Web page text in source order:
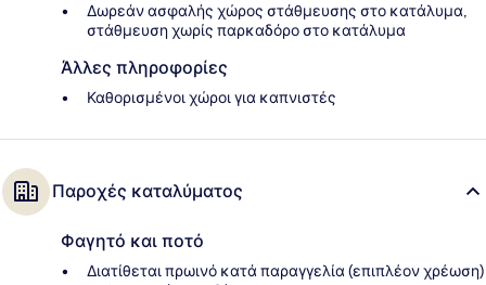
Δωρεάν ασφαλής χώρος στάθμευσης στο κατάλυμα,
στάθμευση χωρίς παρκαδόρο στο κατάλυμα
Άλλες πληροφορίες
Καθορισμένοι χώροι για καπνιστές
Παροχές καταλύματος
Φαγητό και ποτό
Διατίθεται πρωινό κατά παραγγελία (επιπλέον χρέωση)